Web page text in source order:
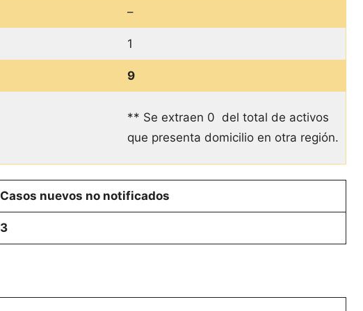
–
1
9
** Se extraen 0 del total de activos
que presenta domicilio en otra región.
Casos nuevos no notificados
3